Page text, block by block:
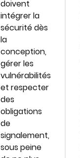
doivent
intégrer la
sécurité dès
la
conception,
gérer les
vulnérabilités
et respecter
des
obligations
de
signalement,
sous peine